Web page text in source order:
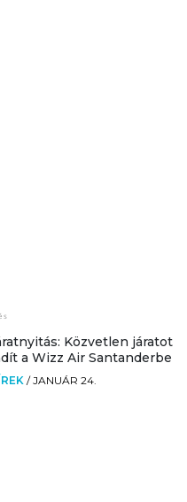
Közvetlen járatot
a Wizz Air Santanderbe
/JANUÁR 24.